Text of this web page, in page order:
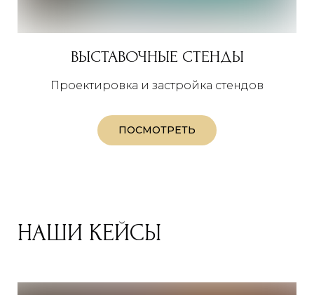
ВЫСТАВОЧНЫЕ СТЕНДЫ
Проектировка и застройка стендов
ПОСМОТРЕТЬ
НАШИ КЕЙСЫ